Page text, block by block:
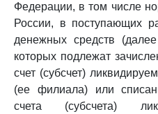
Федерации, в том числе
России, в поступающих
денежных средств
которых подлежат
счет (субсчет)
(ее филиала) или
счета (субсчета)